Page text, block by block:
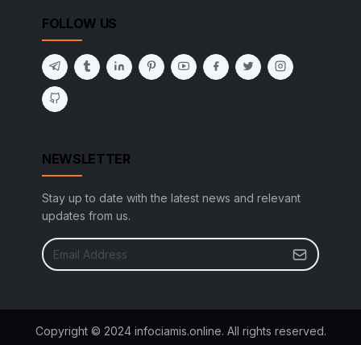
FOLLOW US
NEWSLETTER
Stay up to date with the latest news and relevant
updates from us.
Copyright © 2024 infociamis.online. All rights reserved.